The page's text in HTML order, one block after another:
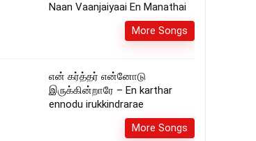
Naan Vaanjaiyaai En Manathai
More Songs
என் கர்த்தர் என்னோடு
இருக்கின்றாரே – En karthar
ennodu irukkindrarae
More Songs